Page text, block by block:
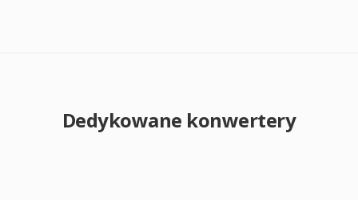
Dedykowane konwertery